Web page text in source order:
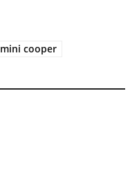
mini cooper